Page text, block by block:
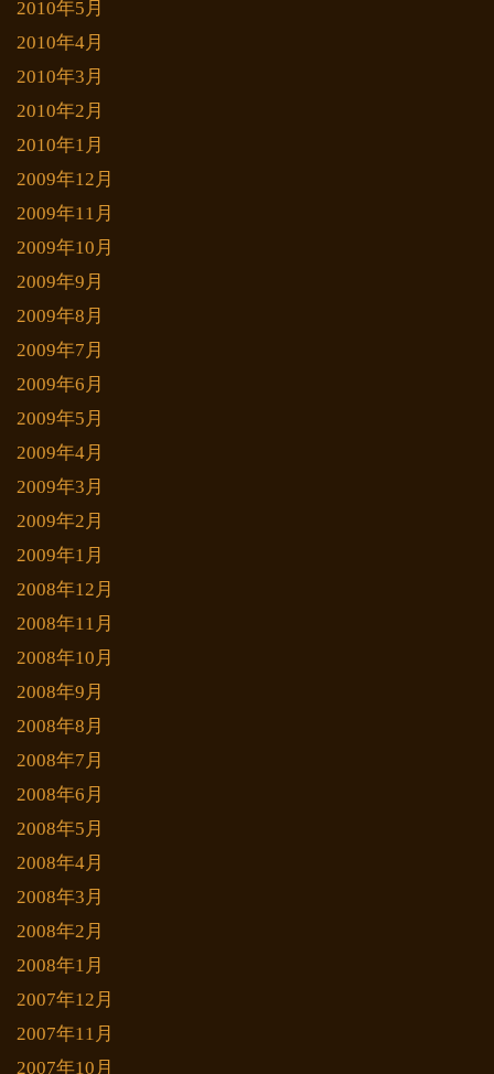
2010年5月
2010年4月
2010年3月
2010年2月
2010年1月
2009年12月
2009年11月
2009年10月
2009年9月
2009年8月
2009年7月
2009年6月
2009年5月
2009年4月
2009年3月
2009年2月
2009年1月
2008年12月
2008年11月
2008年10月
2008年9月
2008年8月
2008年7月
2008年6月
2008年5月
2008年4月
2008年3月
2008年2月
2008年1月
2007年12月
2007年11月
2007年10月